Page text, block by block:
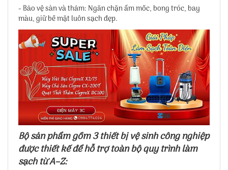
- Bảo vệ sàn và thảm: Ngăn chặn ẩm mốc, bong tróc, bay
màu, giữ bề mặt luôn sạch đẹp.
Bộ sản phẩm gồm 3 thiết bị vệ sinh công nghiệp
được thiết kế để hỗ trợ toàn bộ quy trình làm
sạch từ A–Z: